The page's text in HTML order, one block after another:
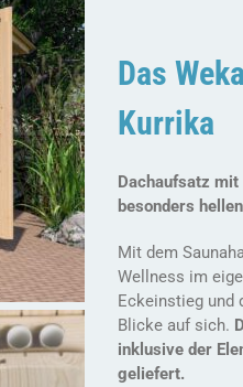
Das
Kurrika
Dachaufsatz
besonders
Mit dem
Wellness im
Eckeinstieg und
Blicke auf sich.
inklusive der
geliefert.